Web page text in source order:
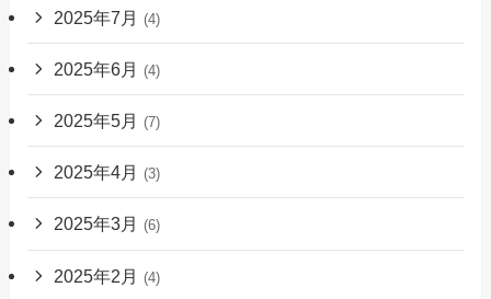
2025年7月 (4)
2025年6月 (4)
2025年5月 (7)
2025年4月 (3)
2025年3月 (6)
2025年2月 (4)